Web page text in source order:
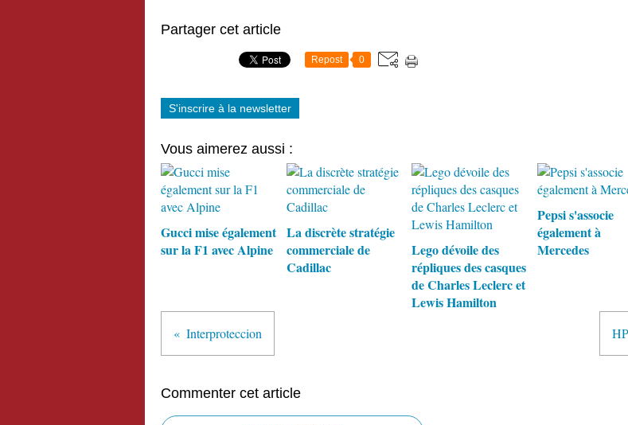
Partager cet article
Repost 0
S'inscrire à la newsletter
Vous aimerez aussi :
Gucci mise également
sur la F1 avec Alpine
La discrète stratégie
commerciale de
Cadillac
Lego dévoile des
répliques des casques
de Charles Leclerc et
Lewis Hamilton
Pepsi s'associe
également à
Mercedes
Interproteccion HP
Commenter cet article